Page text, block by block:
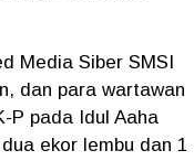
Media Siber SMSI
dan para wartawan
P pada Idul Aaha
ekor lembu dan 1